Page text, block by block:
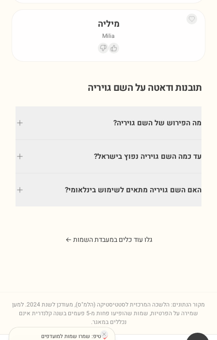
מיליה
Milia
תובנות ודאטה על השם גויריה
מה הפירוש של השם גויריה?
עד כמה השם גויריה נפוץ בישראל?
האם השם גויריה מתאים לשימוש בינלאומי?
גלו עוד כלים במעבדת השמות ←
מקור הנתונים: הלשכה המרכזית לסטטיסטיקה (הלמ"ס), מעודכן לשנת2024. למען
שמירה על הפרטיות, שמות שהופיעו פחות מ-5 פעמים בשנה קלנדרית אינם
נכללים במאגר.
טיפ: שמרו שמות למועדפים